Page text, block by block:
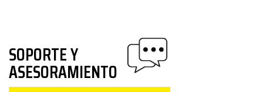
SOPORTE Y
ASESORAMIENTO